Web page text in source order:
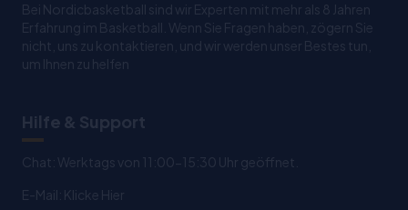
Bei Nordicbasketball sind wir Experten mit mehr als 8 Jahren
Erfahrung im Basketball. Wenn Sie Fragen haben, zögern Sie
nicht, uns zu kontaktieren, und wir werden unser Bestes tun,
um Ihnen zu helfen
Hilfe & Support
Chat: Werktags von 11:00-15:30 Uhr geöffnet.
E-Mail: Klicke Hier